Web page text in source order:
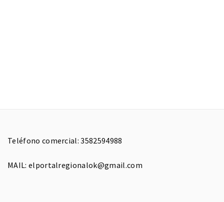
Teléfono comercial: 3582594988
MAIL: elportalregionalok@gmail.com